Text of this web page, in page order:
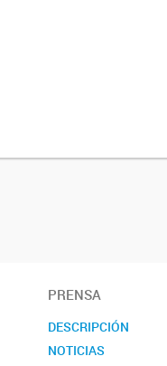
PRENSA
DESCRIPCIÓN
NOTICIAS